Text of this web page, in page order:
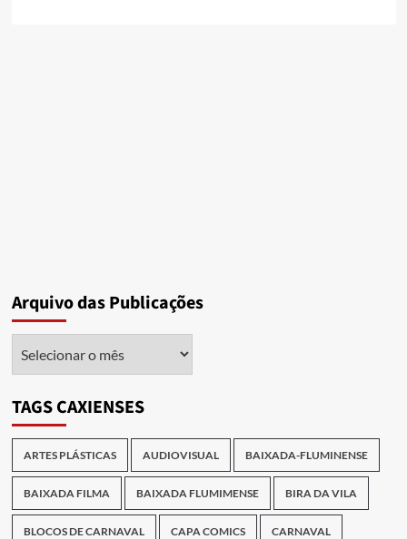
Arquivo das Publicações
TAGS CAXIENSES
ARTES PLÁSTICAS AUDIOVISUAL BAIXADA-FLUMINENSE
BAIXADA FILMA BAIXADA FLUMIMENSE BIRA DA VILA
BLOCOS DE CARNAVAL CAPA COMICS CARNAVAL